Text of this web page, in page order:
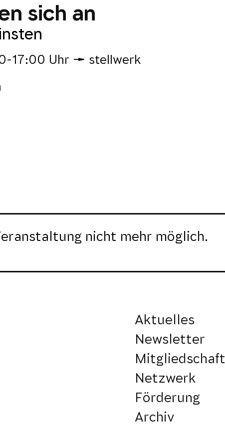
sich an
17:00 Uhr stellwerk
nicht mehr möglich.
Aktuelles
Newsletter
Mitgliedschaft
Netzwerk
Förderung
Archiv